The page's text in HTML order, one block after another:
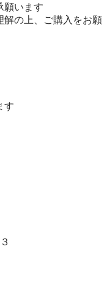
願います
の上、ご購入をお願
す